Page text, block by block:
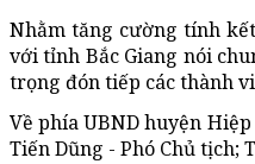
Nhằm tăng cường tính
với tỉnh Bắc Giang nói
trọng đón tiếp các thành
Về phía UBND huyện
Tiến Dũng - Phó Chủ tịch;